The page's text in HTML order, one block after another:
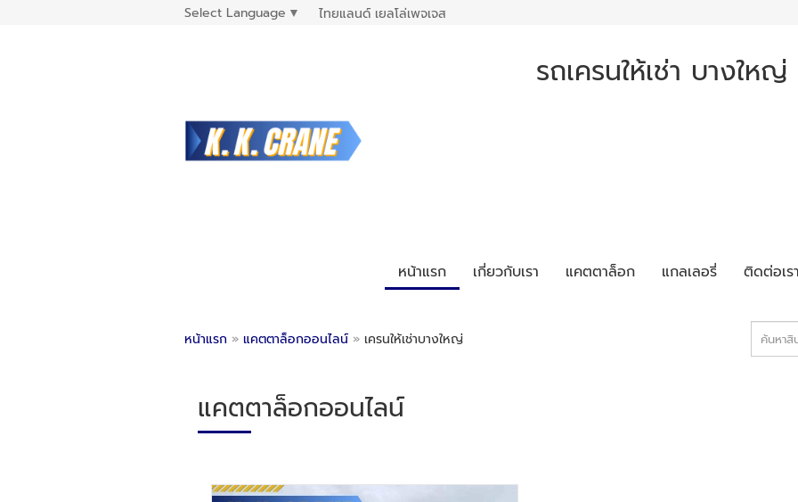
Select Language ▼ ไทยแลนด์ เยลโล่เพจเจส
รถเครนให้เช่า บางให
หน้าแรก เกี่ยวกับเรา แคตตาล็อก แกลเลอรี่ ติดต่อเรา
หน้าแรก » แคตตาล็อกออนไลน์ » เครนให้เช่าบางใหญ่
แคตตาล็อกออนไลน์